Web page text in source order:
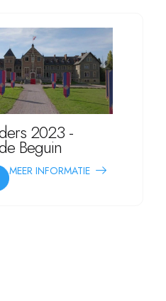
2023 -
Beguin
MEER INFORMATIE